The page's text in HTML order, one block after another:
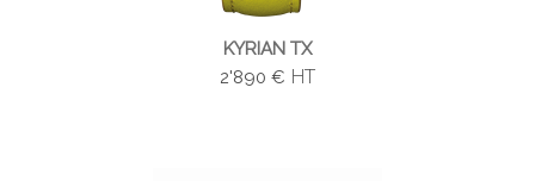
KYRIAN TX
2'890 € HT